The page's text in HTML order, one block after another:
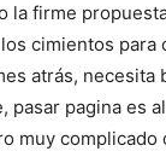
la firme
cimientos para
atrás, necesita
pasar pagina es
muy complicado